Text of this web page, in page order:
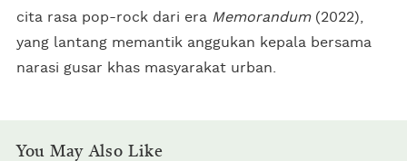
cita rasa pop-rock dari era Memorandum(2022),
yang lantang memantik anggukan kepala bersama
narasi gusar khas masyarakat urban.
You May Also Like